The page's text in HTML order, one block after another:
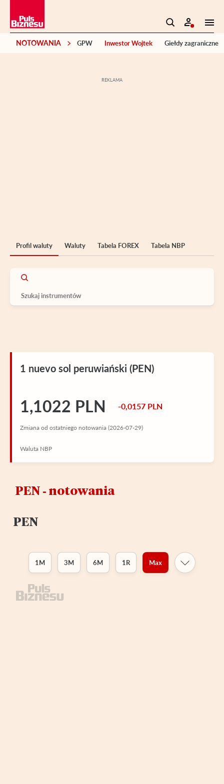
NOTOWANIA GPW Inwestor Wojtek Giełdy zagraniczne
Profil waluty Waluty Tabela FOREX Tabela NBP
1 nuevo sol peruwiański (PEN)
1,1022 PLN -0,0157 PLN
Zmiana od ostatniego notowania (2026-07-29)
Waluta NBP
PEN ‑ notowania
PEN
1M 3M 6M 1R Max